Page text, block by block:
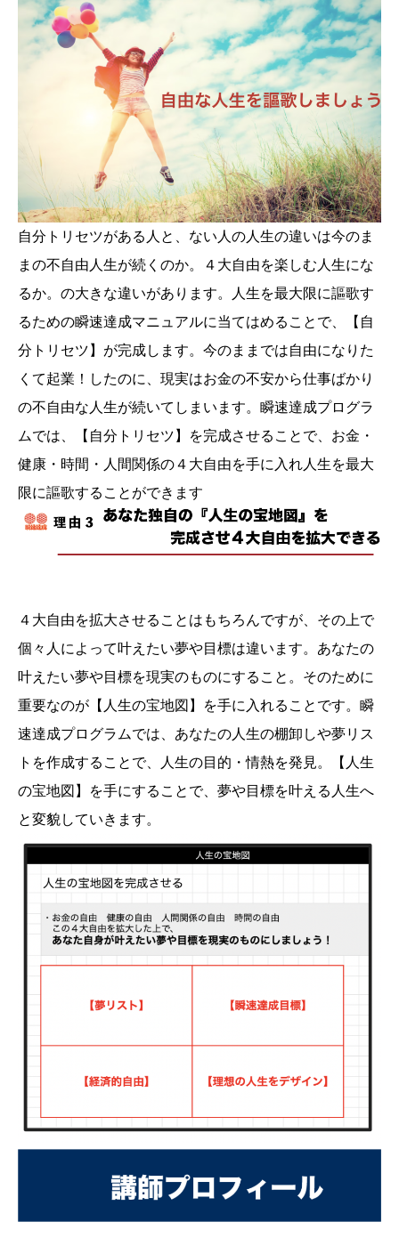
自分トリセツがある人と、ない人の人生の違いは今のま
まの不自由人生が続くのか。４大自由を楽しむ人生にな
るか。の大きな違いがあります。人生を最大限に謳歌す
るための瞬速達成マニュアルに当てはめることで、【自
分トリセツ】が完成します。今のままでは自由になりた
くて起業！したのに、現実はお金の不安から仕事ばかり
の不自由な人生が続いてしまいます。瞬速達成プログラ
ムでは、【自分トリセツ】を完成させることで、お金・
健康・時間・人間関係の４大自由を手に入れ人生を最大
限に謳歌することができます
４大自由を拡大させることはもちろんですが、その上で
個々人によって叶えたい夢や目標は違います。あなたの
叶えたい夢や目標を現実のものにすること。そのために
重要なのが【人生の宝地図】を手に入れることです。瞬
速達成プログラムでは、あなたの人生の棚卸しや夢リス
トを作成することで、人生の目的・情熱を発見。【人生
の宝地図】を手にすることで、夢や目標を叶える人生へ
と変貌していきます。